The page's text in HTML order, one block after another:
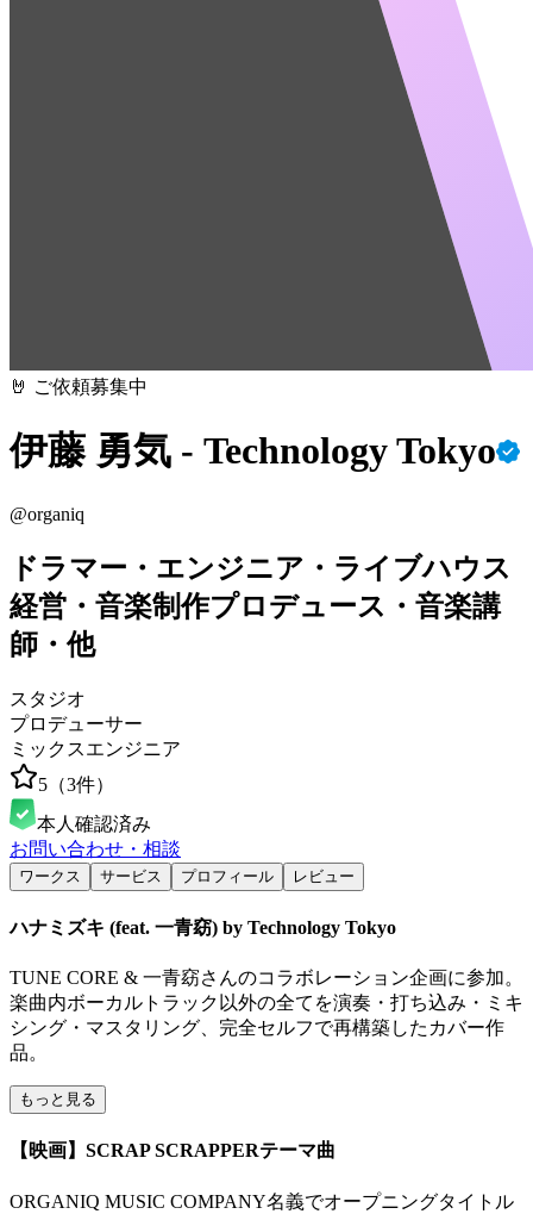
🤘 ご依頼募集中
伊藤 勇気 - Technology Tokyo
@organiq
ドラマー・エンジニア・ライブハウス
経営・音楽制作プロデュース・音楽講
師・他
スタジオ
プロデューサー
ミックスエンジニア
5 （3件）
本人確認済み
お問い合わせ・相談
ワークス サービス プロフィール レビュー
ハナミズキ (feat. 一青窈) by Technology Tokyo
TUNE CORE & 一青窈さんのコラボレーション企画に参加。
楽曲内ボーカルトラック以外の全てを演奏・打ち込み・ミキ
シング・マスタリング、完全セルフで再構築したカバー作
品。
もっと見る
【映画】SCRAP SCRAPPERテーマ曲
ORGANIQ MUSIC COMPANY名義でオープニングタイトル